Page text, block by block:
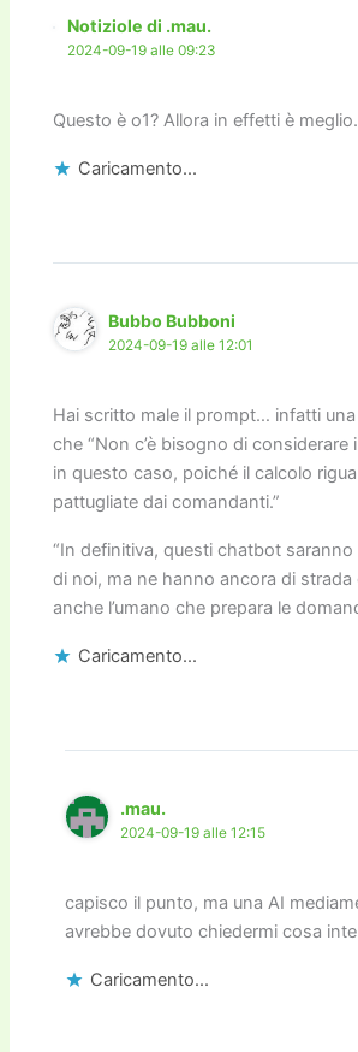
Notiziole di .mau.
2024-09-19 alle 09:23
Questo è o1? Allora in effetti è meglio.
Caricamento...
Bubbo Bubboni
2024-09-19 alle 12:01
Hai scritto male il prompt… infatti
che “Non c’è bisogno di considerare
in questo caso, poiché il calcolo
pattugliate dai comandanti.”
“In definitiva, questi chatbot
di noi, ma ne hanno ancora di strada
anche l’umano che prepara le
Caricamento...
.mau.
2024-09-19 alle 12:15
capisco il punto, ma una AI
avrebbe dovuto chiedermi cosa
Caricamento...